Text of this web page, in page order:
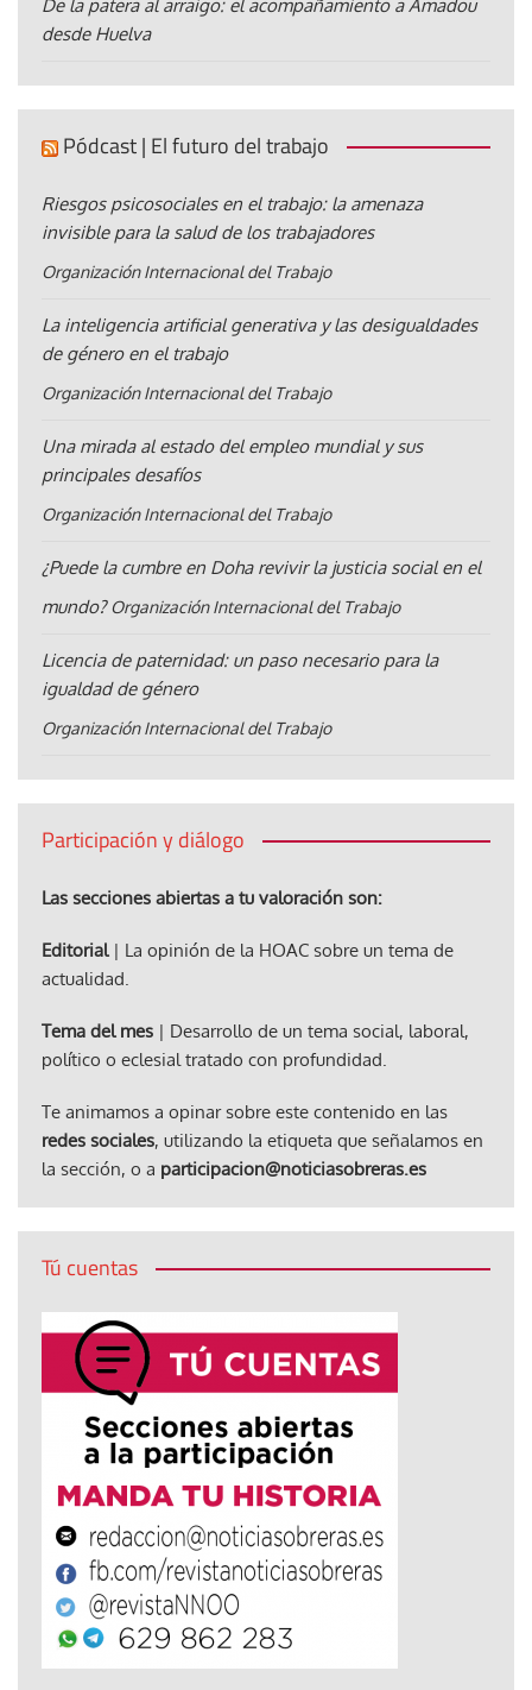
De la patera al arraigo: el acompañamiento a Amadou
desde Huelva
Pódcast | El futuro del trabajo
Riesgos psicosociales en el trabajo: la amenaza
invisible para la salud de los trabajadores
Organización Internacional del Trabajo
La inteligencia artificial generativa y las desigualdades
de género en el trabajo
Organización Internacional del Trabajo
Una mirada al estado del empleo mundial y sus
principales desafíos
Organización Internacional del Trabajo
¿Puede la cumbre en Doha revivir la justicia social en el
mundo? Organización Internacional del Trabajo
Licencia de paternidad: un paso necesario para la
igualdad de género
Organización Internacional del Trabajo
Participación y diálogo
Las secciones abiertas a tu valoración son:
Editorial| La opinión de la HOAC sobre un tema de
actualidad.
Tema del mes | Desarrollo de un tema social, laboral,
político o eclesial tratado con profundidad.
Te animamos a opinar sobre este contenido en las
redes sociales, utilizando la etiqueta que señalamos en
la sección, o a participacion@noticiasobreras.es
Tú cuentas